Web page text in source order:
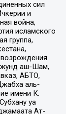
сил
и
война,
исламского
группа,
аш-Шам,
АБТО,
аль-
имени К.
уа
Ат-